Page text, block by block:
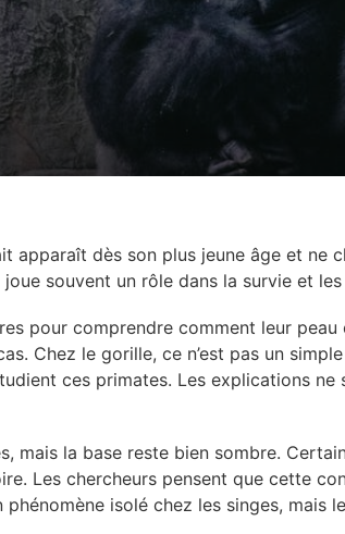
dès son plus jeune âge et ne
souvent un rôle dans la survie et
pour comprendre comment leur
Chez le gorille, ce n’est pas un
ces primates. Les explications ne
mais la base reste bien sombre.
Les chercheurs pensent que cette
isolé chez les singes, mais